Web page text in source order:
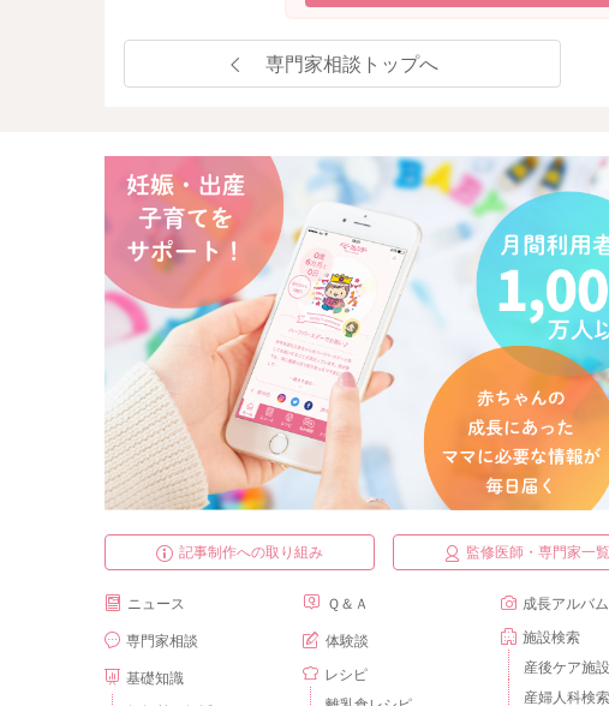
専門家相談トップへ
記事制作への取り組み 監修医師・専門家一覧
ニュース
専門家相談
基礎知識
Ｑ＆Ａ
体験談
レシピ
成長アルバム
施設検索
産後ケア施
産婦人科検索